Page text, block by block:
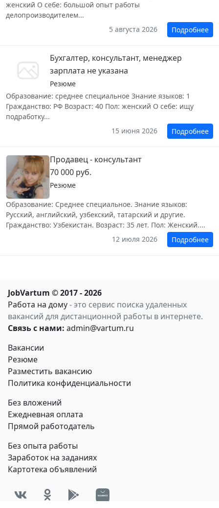
женский О себе: большой опыт работы
делопроизводителем...
5 августа 2026
Подробнее
Бухгалтер, консультант, менеджер
зарплата не указана
Резюме
Образование: среднее специальное Знание языков: 1
Гражданство: РФ Возраст: 40 Пол: женский О себе: ищу
подработку...
15 июня 2026
Подробнее
Продавец - консультант
70 000 руб.
Резюме
Образование: Среднее специальное. Знание языков:
Русский, английский, узбекский, татарский и другие.
Гражданство: Узбекистан. Возраст: 35 лет. Пол: Женский....
12 июля 2026
Подробнее
JobVartum © 2017 - 2026
Работа на дому- это сервис поиска удаленных
вакансий для дистанционной работы в интернете.
Связь с нами: admin@vartum.ru
Вакансии
Резюме
Разместить вакансию
Политика конфиденциальности
Без вложений
Ежедневная оплата
Прямой работодатель
Без опыта работы
Заработок на заданиях
Картотека объявлений